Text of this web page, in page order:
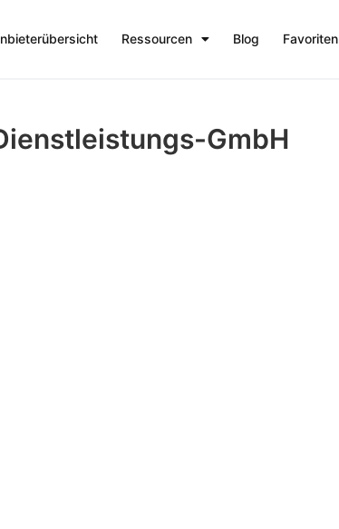
Ressourcen Blog Favoriten
GmbH